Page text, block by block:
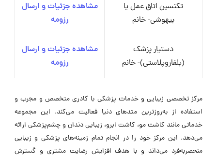
تکنسین اتاق عمل یا
بیهوشی- خانم
مشاهده جزئیات و ارسال
رزومه
دستیار پزشک
(بلفاروپلاستی)- خانم
مشاهده جزئیات و ارسال
رزومه
مرکز تخصصی زیبایی و خدمات پزشکی با کادری متخصص و مجرب و
استفاده از به‌روزترین متدهای دنیا فعالیت می‌کند. این مجموعه
خدماتی مانند کاشت مو، کاشت ابرو، زیبایی دندان و چشم‌پزشکی ارائه
می‌دهد. این مرکز خود را در انجام تمام زمینه‌های پزشکی و زیبایی
منحصر‌به‌فرد می‌داند و با هدف افزایش رضایت مشتری و گسترش